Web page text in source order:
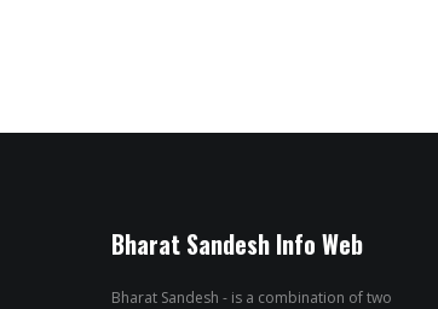
Bharat Sandesh Info Web
Bharat Sandesh - is a combination of two